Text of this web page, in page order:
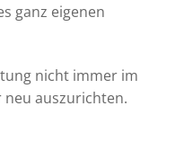
ganz eigenen
nicht immer im
auszurichten.